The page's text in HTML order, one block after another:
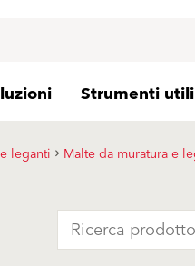
Strumenti utili
leganti Malte da muratura e